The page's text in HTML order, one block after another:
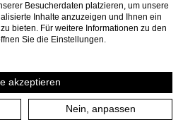
Geräuschen untermalt.
Workshops
werden Gruppen in
mit unseren
Theaterarbeit eintauchen. Für die
bspw. die Teilnehmer*innen
Besucherdaten platzieren, um unsere
Inhalte anzuzeigen und Ihnen ein
bieten. Für weitere Informationen zu den
Sie die Einstellungen.
akzeptieren
Nein, anpassen